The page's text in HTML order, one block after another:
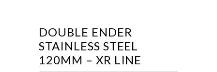
DOUBLE ENDER
STAINLESS STEEL
120MM – XR LINE